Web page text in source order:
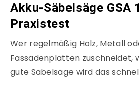
Akku-Säbelsäge GSA
Praxistest
Wer regelmäßig Holz, Metall
Fassadenplatten zuschneidet,
gute Säbelsäge wird das